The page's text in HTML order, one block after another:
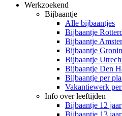
Werkzoekend
Bijbaantje
Alle bijbaantjes
Bijbaantje
Bijbaantje
Bijbaantje
Bijbaantje
Bijbaantje Den
Bijbaantje per
Vakantiewerk
Info over leeftijden
Bijbaantje 12 jaar
Bijbaantje 13 jaar